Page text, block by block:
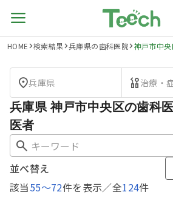
HOME 検索結果 兵庫県の歯科医院 神戸市中央
兵庫県 治療・
兵庫県 神戸市中央区の歯科
医者
該当55〜72件を表示／全124件
並べ替え